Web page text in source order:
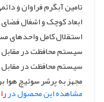
تامین آبگرم فراوان و
ابعاد کوچک و اشغال
استقلال کامل واحدهای
سیستم محافظت در
سیستم محافظت در
مجهز به پرشر سوئیچ
مشاهده این محصول در